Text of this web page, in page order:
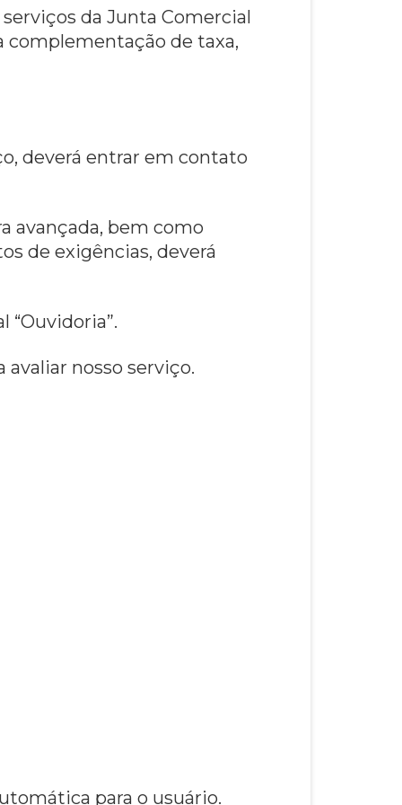
da Junta Comercial
complementação de taxa,
deverá entrar em contato
avançada, bem como
de exigências, deverá
“Ouvidoria”.
nosso serviço.
para o usuário.